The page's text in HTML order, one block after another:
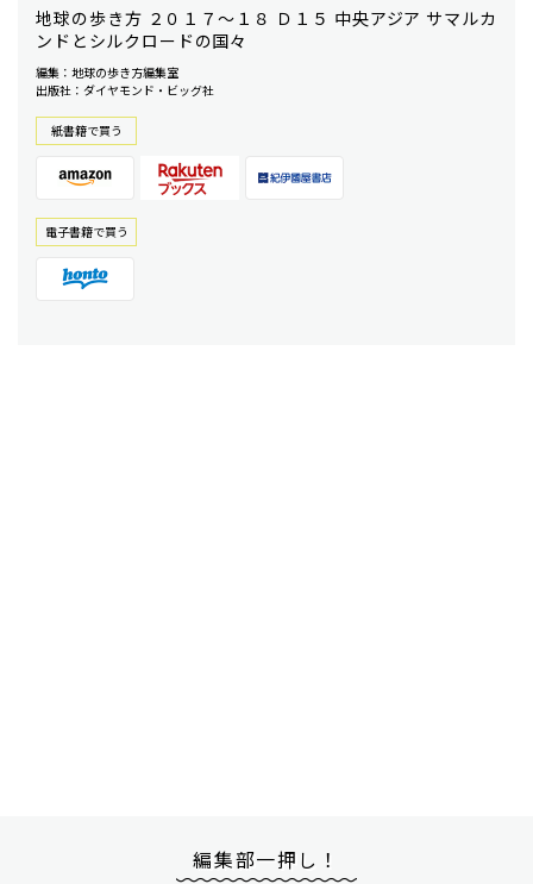
地球の歩き方 ２０１７〜１８ Ｄ１５ 中央アジア サマルカ
ンドとシルクロードの国々
編集：地球の歩き方編集室
出版社：ダイヤモンド・ビッグ社
紙書籍で買う
電⼦書籍で買う
編集部一押し！